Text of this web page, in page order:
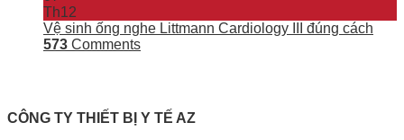
Th12
Vệ sinh ống nghe Littmann Cardiology III đúng cách
573 Comments
CÔNG TY THIẾT BỊ Y TẾ AZ